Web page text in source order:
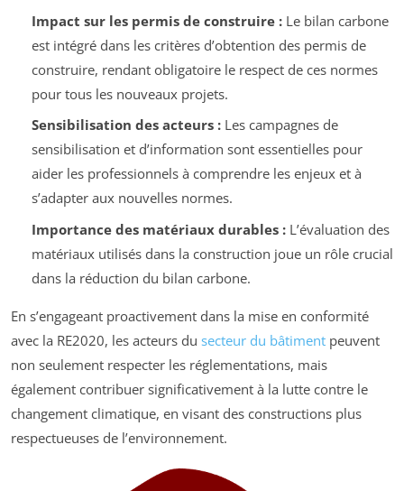
Impact sur les permis de construire :Le bilan carbone
est intégré dans les critères d’obtention des permis de
construire, rendant obligatoire le respect de ces normes
pour tous les nouveaux projets.
Sensibilisation des acteurs :Les campagnes de
sensibilisation et d’information sont essentielles pour
aider les professionnels à comprendre les enjeux et à
s’adapter aux nouvelles normes.
Importance des matériaux durables :L’évaluation des
matériaux utilisés dans la construction joue un rôle crucial
dans la réduction du bilan carbone.
En s’engageant proactivement dans la mise en conformité
avec la RE2020, les acteurs du secteur du bâtiment peuvent
non seulement respecter les réglementations, mais
également contribuer significativement à la lutte contre le
changement climatique, en visant des constructions plus
respectueuses de l’environnement.